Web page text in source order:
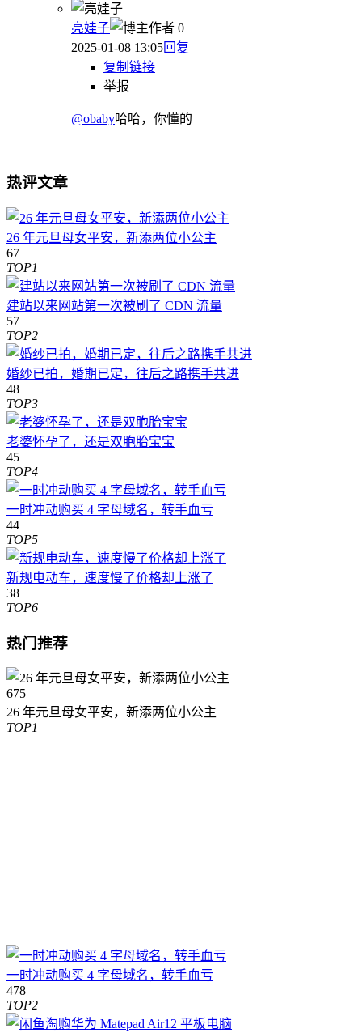
亮娃子 作者 0
2025-01-08 13:05回复
复制链接
举报
@obaby哈哈，你懂的
热评文章
26 年元旦母女平安，新添两位小公主
67
TOP1
建站以来网站第一次被刷了 CDN 流量
57
TOP2
婚纱已拍，婚期已定，往后之路携手共进
48
TOP3
老婆怀孕了，还是双胞胎宝宝
45
TOP4
一时冲动购买 4 字母域名，转手血亏
44
TOP5
新规电动车，速度慢了价格却上涨了
38
TOP6
热门推荐
675
26 年元旦母女平安，新添两位小公主
TOP1
一时冲动购买 4 字母域名，转手血亏
478
TOP2